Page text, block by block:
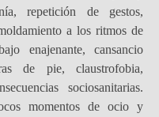
repetición de gestos,
a los ritmos de
enajenante, cansancio
de pie, claustrofobia,
sociosanitarias.
momentos de ocio y